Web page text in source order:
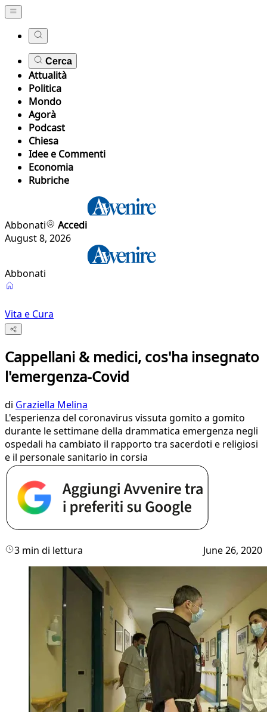
Cerca
Attualità
Politica
Mondo
Agorà
Podcast
Chiesa
Idee e Commenti
Economia
Rubriche
Abbonati
Accedi
August 8, 2026
Abbonati
Vita e Cura
Cappellani & medici, cos'ha insegnato
l'emergenza-Covid
di Graziella Melina
L'esperienza del coronavirus vissuta gomito a gomito
durante le settimane della drammatica emergenza negli
ospedali ha cambiato il rapporto tra sacerdoti e religiosi
e il personale sanitario in corsia
3 min di lettura June 26, 2020